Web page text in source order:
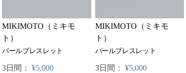
MIKIMOTO（ミキモ
ト）
パールブレスレット
3日間： ¥5,000
MIKIMOTO（ミキモ
ト）
パールブレスレット
3日間： ¥5,000